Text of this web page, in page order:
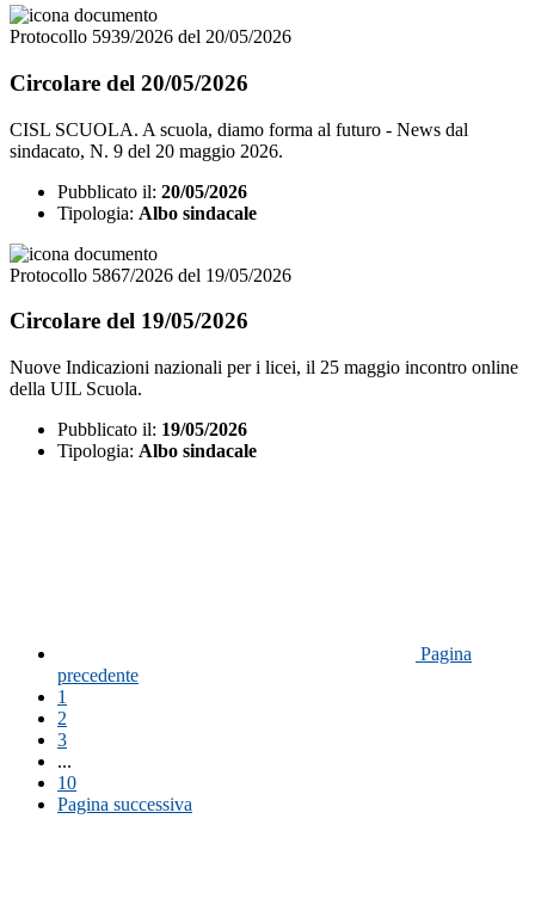
Protocollo 5939/2026 del 20/05/2026
Circolare del 20/05/2026
CISL SCUOLA. A scuola, diamo forma al futuro - News dal
sindacato, N. 9 del 20 maggio 2026.
Pubblicato il: 20/05/2026
Tipologia: Albo sindacale
Protocollo 5867/2026 del 19/05/2026
Circolare del 19/05/2026
Nuove Indicazioni nazionali per i licei, il 25 maggio incontro online
della UIL Scuola.
Pubblicato il: 19/05/2026
Tipologia: Albo sindacale
Pagina
precedente
1
2
3
...
10
Pagina successiva